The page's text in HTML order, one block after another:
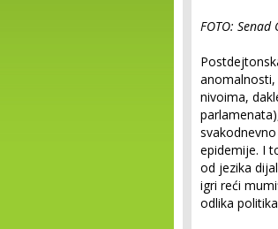
FOTO: Senad
nivoima,
epidemije. I
od jezika
igri reći
odlika